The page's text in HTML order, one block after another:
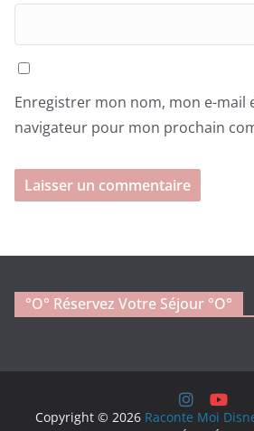
Enregistrer mon nom, mon e-mail
navigateur pour mon prochain
°o° Réservez Votre Séjour °O°
Copyright © 2026 Raconte Moi